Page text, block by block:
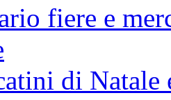
fiere e
di Natale